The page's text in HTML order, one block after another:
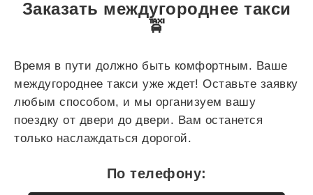
Заказать междугороднее такси
🚖
Время в пути должно быть комфортным. Ваше
междугороднее такси уже ждет! Оставьте заявку
любым способом, и мы организуем вашу
поездку от двери до двери. Вам останется
только наслаждаться дорогой.
По телефону: